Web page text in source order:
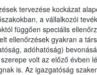
tervezése kockázat
a vállalkozói
függően speciális
ellenőrzések gyakran a
adóhatóság)
volt az előző évben
is. Az igazgatóság